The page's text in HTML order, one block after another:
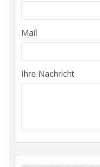
Mail
Ihre Nachricht